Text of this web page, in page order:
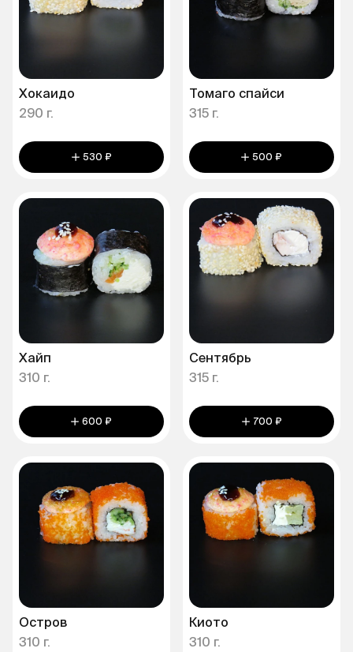
Хокаидо
290 г.
530 ₽
Томаго спайси
315 г.
500 ₽
Хайп
310 г.
600 ₽
Сентябрь
315 г.
700 ₽
Остров
310 г.
Киото
310 г.